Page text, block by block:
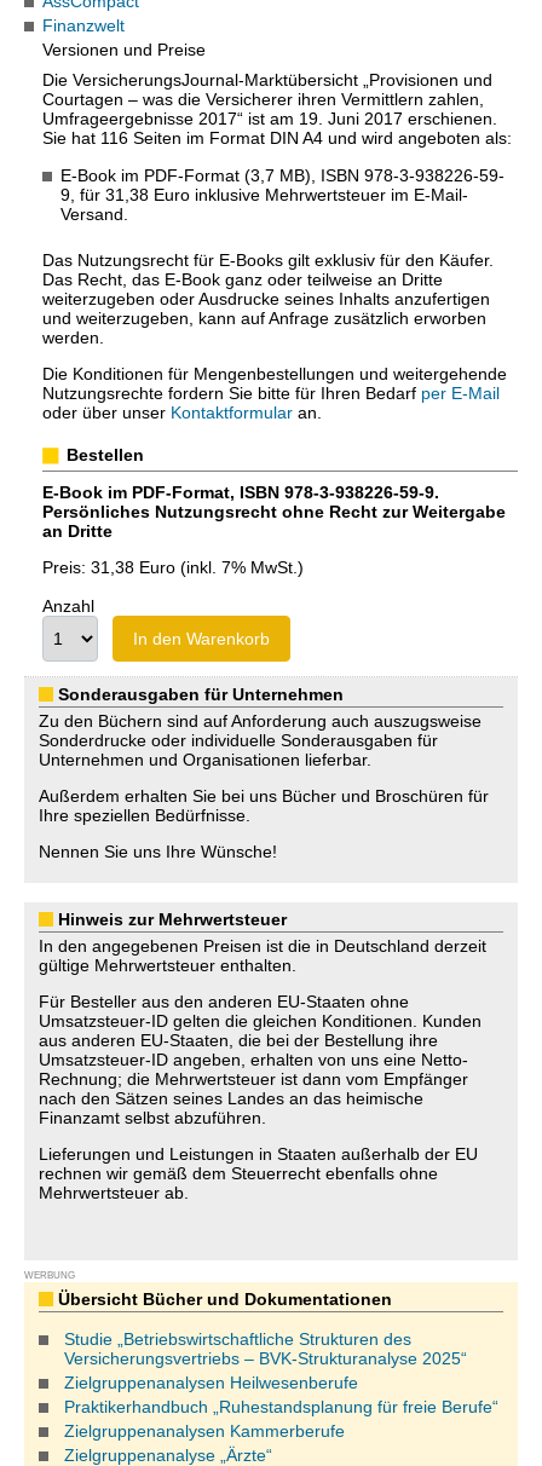
Finanzwelt
Versionen und Preise
Die VersicherungsJournal-Marktübersicht „Provisionen und
Courtagen – was die Versicherer ihren Vermittlern zahlen,
Umfrageergebnisse 2017“ ist am 19. Juni 2017 erschienen.
Sie hat 116 Seiten im Format DIN A4 und wird angeboten als:
E-Book im PDF-Format (3,7 MB), ISBN 978-3-938226-59-
9, für 31,38 Euro inklusive Mehrwertsteuer im E-Mail-
Versand.
Das Nutzungsrecht für E-Books gilt exklusiv für den Käufer.
Das Recht, das E-Book ganz oder teilweise an Dritte
weiterzugeben oder Ausdrucke seines Inhalts anzufertigen
und weiterzugeben, kann auf Anfrage zusätzlich erworben
werden.
Die Konditionen für Mengenbestellungen und weitergehende
Nutzungsrechte fordern Sie bitte für Ihren Bedarf per E-Mail
oder über unser Kontaktformular an.
Bestellen
E-Book im PDF-Format, ISBN 978-3-938226-59-9.
Persönliches Nutzungsrecht ohne Recht zur Weitergabe
an Dritte
Preis: 31,38 Euro (inkl. 7% MwSt.)
Anzahl
In den Warenkorb
Sonderausgaben für Unternehmen
Zu den Büchern sind auf Anforderung auch auszugsweise
Sonderdrucke oder individuelle Sonderausgaben für
Unternehmen und Organisationen lieferbar.
Außerdem erhalten Sie bei uns Bücher und Broschüren für
Ihre speziellen Bedürfnisse.
Nennen Sie uns Ihre Wünsche!
Hinweis zur Mehrwertsteuer
In den angegebenen Preisen ist die in Deutschland derzeit
gültige Mehrwertsteuer enthalten.
Für Besteller aus den anderen EU-Staaten ohne
Umsatzsteuer-ID gelten die gleichen Konditionen. Kunden
aus anderen EU-Staaten, die bei der Bestellung ihre
Umsatzsteuer-ID angeben, erhalten von uns eine Netto-
Rechnung; die Mehrwertsteuer ist dann vom Empfänger
nach den Sätzen seines Landes an das heimische
Finanzamt selbst abzuführen.
Lieferungen und Leistungen in Staaten außerhalb der EU
rechnen wir gemäß dem Steuerrecht ebenfalls ohne
Mehrwertsteuer ab.
WERBUNG
Übersicht Bücher und Dokumentationen
Studie „Betriebswirtschaftliche Strukturen des
Versicherungsvertriebs – BVK-Strukturanalyse 2025“
Zielgruppenanalysen Heilwesenberufe
Praktikerhandbuch „Ruhestandsplanung für freie Berufe“
Zielgruppenanalysen Kammerberufe
Zielgruppenanalyse „Ärzte“